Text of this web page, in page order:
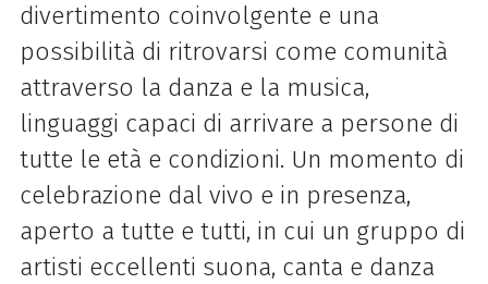
divertimento coinvolgente e una
possibilità di ritrovarsi come comunità
attraverso la danza e la musica,
linguaggi capaci di arrivare a persone di
tutte le età e condizioni. Un momento di
celebrazione dal vivo e in presenza,
aperto a tutte e tutti, in cui un gruppo di
artisti eccellenti suona, canta e danza